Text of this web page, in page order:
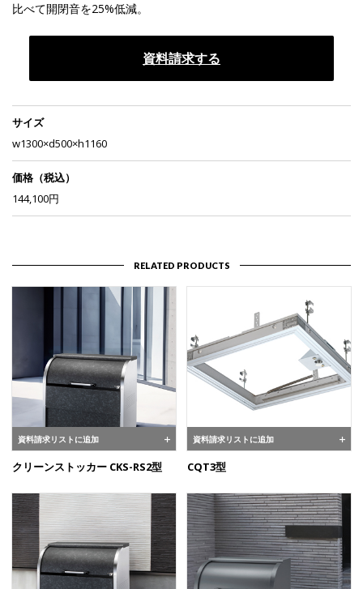
比べて開閉音を25%低減。
資料請求する
サイズ
w1300×d500×h1160
価格（税込）
144,100円
RELATED PRODUCTS
資料請求リストに追加
クリーンストッカー CKS-RS2型
資料請求リストに追加
CQT3型